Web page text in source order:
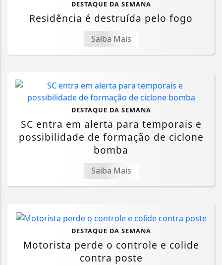
DESTAQUE DA SEMANA
Residência é destruída pelo fogo
Saiba Mais
DESTAQUE DA SEMANA
SC entra em alerta para temporais e
possibilidade de formação de ciclone
bomba
Saiba Mais
DESTAQUE DA SEMANA
Motorista perde o controle e colide
contra poste